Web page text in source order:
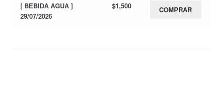
[ BEBIDA AGUA ]
29/07/2026
$1,500 COMPRAR